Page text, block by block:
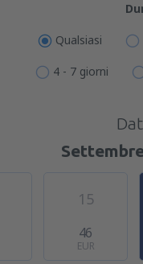
Qualsiasi
4 - 7 giorni
15
46
EUR